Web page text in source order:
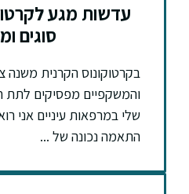
עדשות מגע
סוגים
בקרטוקונוס הקרנית משנה
והמשקפיים מפסיקים לתת
שלי במרפאות עיניים אני
התאמה נכונה של ...